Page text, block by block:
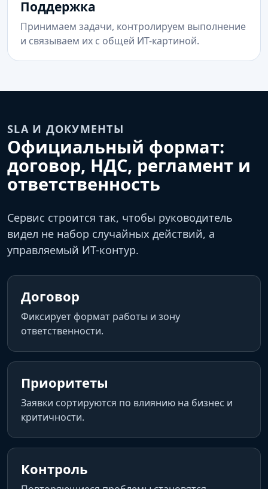
Поддержка
Принимаем задачи, контролируем выполнение
и связываем их с общей ИТ-картиной.
SLA И ДОКУМЕНТЫ
Официальный формат:
договор, НДС, регламент и
ответственность
Сервис строится так, чтобы руководитель
видел не набор случайных действий, а
управляемый ИТ-контур.
Договор
Фиксирует формат работы и зону
ответственности.
Приоритеты
Заявки сортируются по влиянию на бизнес и
критичности.
Контроль